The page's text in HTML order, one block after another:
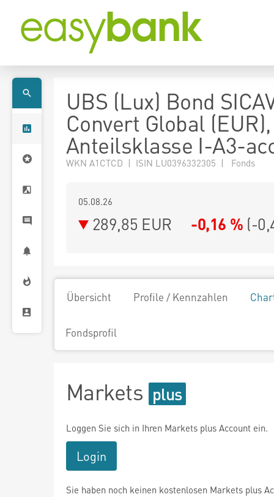
UBS (Lux) Bond
Convert Global (EUR),
Anteilsklasse I-A3-
WKN A1CTCD | ISIN LU0396332305 | Fonds
05.08.26
289,85 EUR -0,16 % (-
Übersicht Profile / Kennzahlen
Fondsprofil
Markets
Loggen Sie sich in Ihren Markets plus Account ein.
Login
Sie haben noch keinen kostenlosen Markets plus